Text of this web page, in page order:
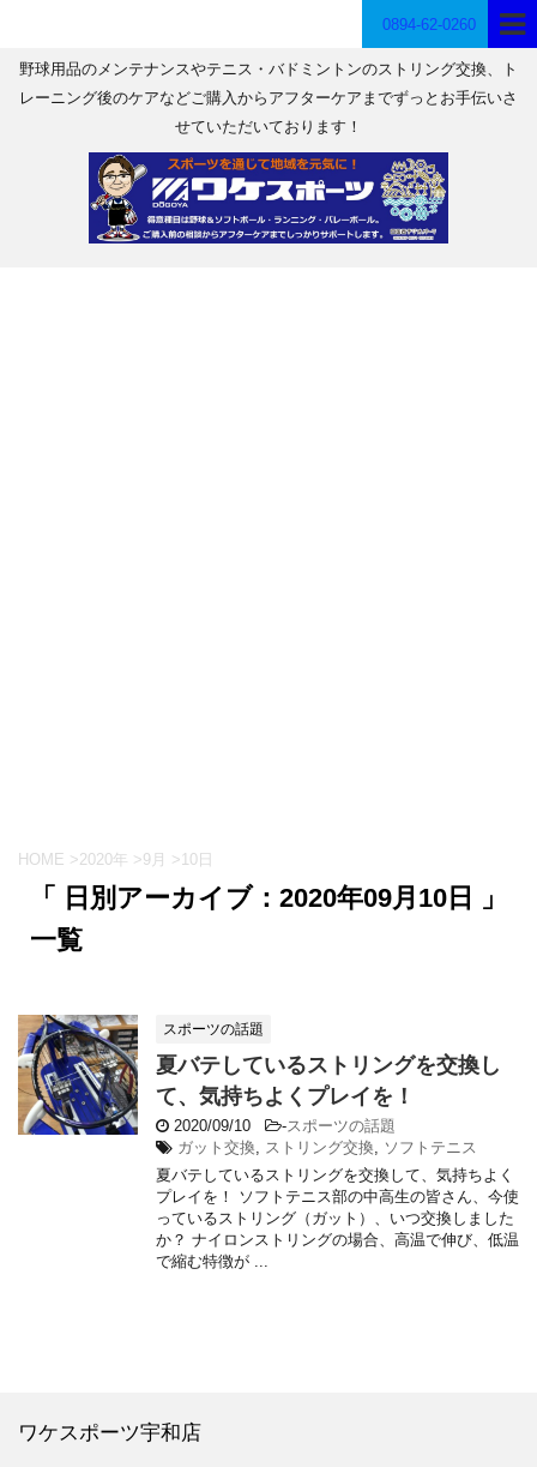
0894-62-0260
野球用品のメンテナンスやテニス・バドミントンのストリング交換、ト
レーニング後のケアなどご購入からアフターケアまでずっとお手伝いさ
せていただいております！
HOME >2020年 >9月 >10日
「 日別アーカイブ：2020年09月10日 」
一覧
スポーツの話題
夏バテしているストリングを交換し
て、気持ちよくプレイを！
2020/09/10 -スポーツの話題
ガット交換, ストリング交換, ソフトテニス
夏バテしているストリングを交換して、気持ちよく
プレイを！ ソフトテニス部の中高生の皆さん、今使
っているストリング（ガット）、いつ交換しました
か？ ナイロンストリングの場合、高温で伸び、低温
で縮む特徴が ...
ワケスポーツ宇和店